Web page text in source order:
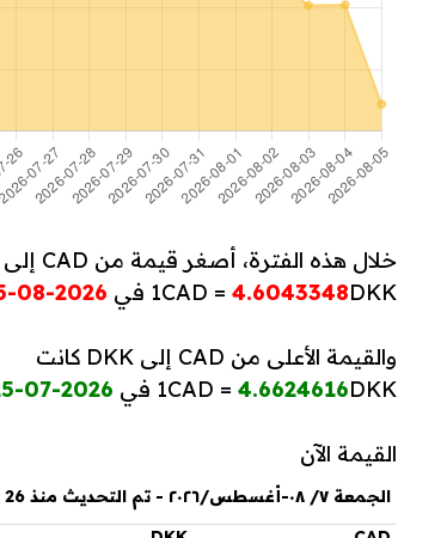
خلال هذه الفترة، أصغر قيمة من CAD إلى DKK كانت
1CAD = 4.6043348DKK في 2026-08-05
والقيمة الأعلى من CAD إلى DKK كانت
1CAD = 4.6624616DKK في 2026-07-25
القيمة الآن
الجمعة ٧/ ٠٨-أغسطس/٢٠٢٦ - تم التحديث منذ 26 دقيقة و 20 ثانية